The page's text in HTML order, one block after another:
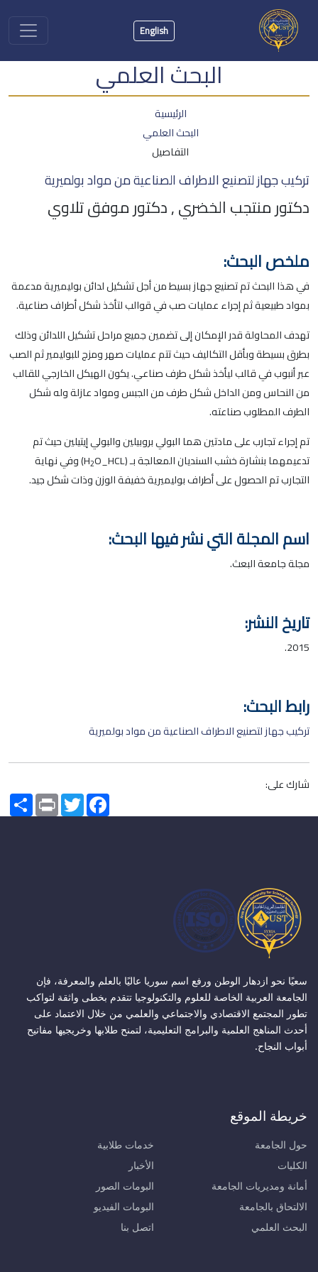
English
البحث العلمي
الرئيسية
البحث العلمي
التفاصيل
تركيب جهاز لتصنيع الاطراف الصناعية من مواد بولميرية
دكتور منتجب الخضري , دكتور موفق تلاوي
ملخص البحث:
في هذا البحث تم تصنيع جهاز بسيط من أجل تشكيل لدائن بوليميرية مدعمة
بمواد طبيعية ثم إجراء عمليات صب في قوالب لتأخذ شكل أطراف صناعية.
تهدف المحاولة قدر الإمكان إلى تضمين جميع مراحل تشكيل اللدائن وذلك
بطرق بسيطة وبأقل التكاليف حيث تتم عمليات صهر ومزج للبوليمير ثم الصب
عبر أنبوب في قالب ليأخذ شكل طرف صناعي. يكون الهيكل الخارجي للقالب
من النحاس ومن الداخل شكل طرف من الجبس ومواد عازلة وله شكل
الطرف المطلوب صناعته.
تم إجراء تجارب على مادتين هما البولي بروبيلين والبولي إيتيلين حيث تم
تدعيمهما بنشارة خشب السنديان المعالجة بـ (H
2 O_HCL) وفي نهاية
التجارب تم الحصول على أطراف بوليميرية خفيفة الوزن وذات شكل جيد.
اسم المجلة التي نشر فيها البحث:
مجلة جامعة البعث.
تاريخ النشر:
2015.
رابط البحث:
تركيب جهاز لتصنيع الاطراف الصناعية من مواد بولميرية
شارك على:
Share PrintTwitterFacebook
سعيًا نحو ازدهار الوطن ورفع اسم سوريا عاليًا بالعلم والمعرفة، فإن
الجامعة العربية الخاصة للعلوم والتكنولوجيا تتقدم بخطى واثقة لتواكب
تطور المجتمع الاقتصادي والاجتماعي والعلمي من خلال الاعتماد على
أحدث المناهج العلمية والبرامج التعليمية، لتمنح طلابها وخريجيها مفاتيح
أبواب النجاح.
خريطة الموقع
حول الجامعة
الكليات
أمانة ومديريات الجامعة
الالتحاق بالجامعة
البحث العلمي
خدمات طلابية
الأخبار
البومات الصور
البومات الفيديو
اتصل بنا